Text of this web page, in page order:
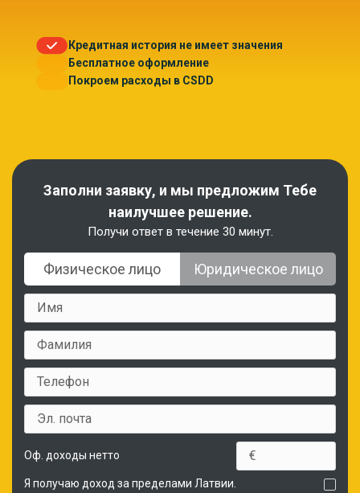
Заполни заявку, и мы предложим Тебе
наилучшее решение.
Получи ответ в течение 30 минут.
Физическое лицо Юридическое лицо
Оф. доходы нетто
Я получаю доход за пределами Латвии.
Кредитная история не имеет значения
Бесплатное оформление
Покроем расходы в CSDD